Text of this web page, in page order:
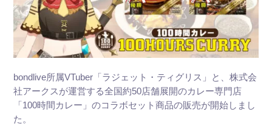
bondlive所属VTuber「ラジェット・ティグリス」と、株式会
社アークスが運営する全国約50店舗展開のカレー専門店
「100時間カレー」のコラボセット商品の販売が開始しまし
た。